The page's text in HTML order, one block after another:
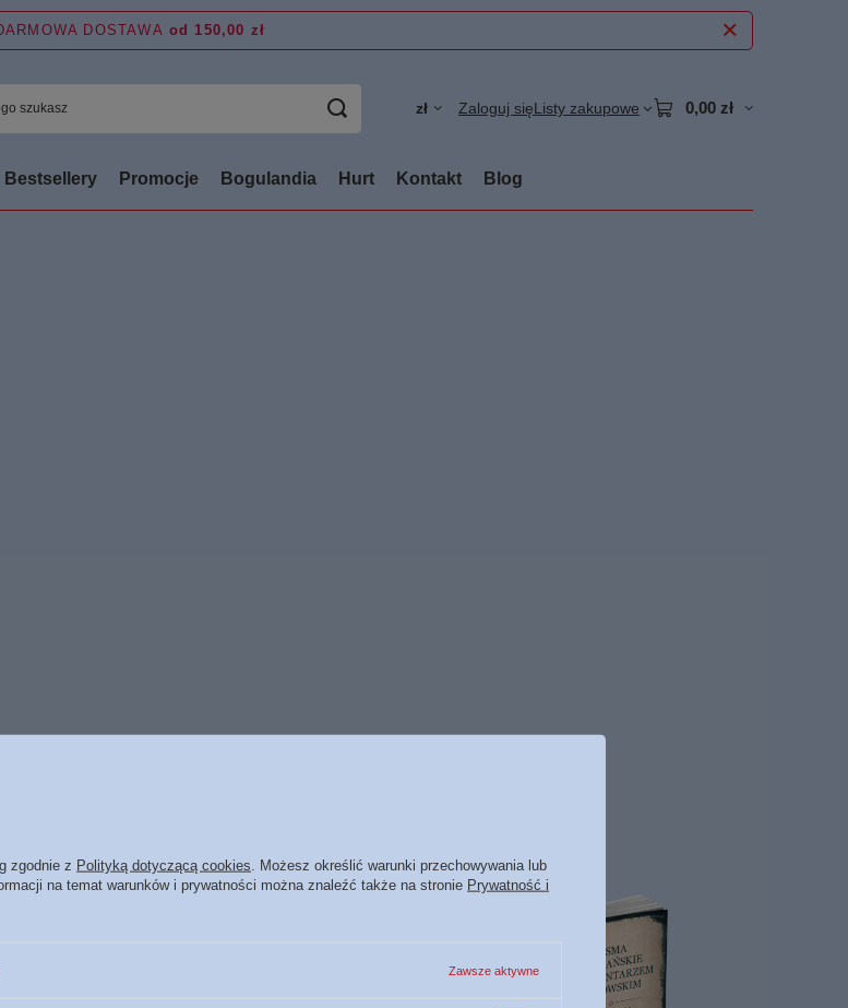
DOSTAWA od 150,00 zł
zł Zaloguj sięListy zakupowe 0,00 zł
Bestsellery Promocje Bogulandia Hurt Kontakt Blog
zgodnie z Polityką dotyczącą cookies . Możesz określić warunki przechowywania lub
na temat warunków i prywatności można znaleźć także na stronie Prywatność i
Zawsze aktywne